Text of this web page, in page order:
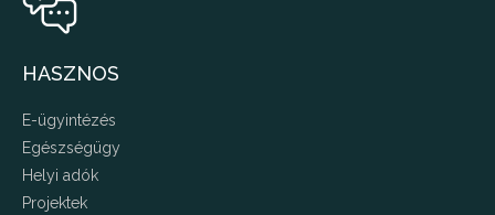
HASZNOS
E-ügyintézés
Egészségügy
Helyi adók
Projektek